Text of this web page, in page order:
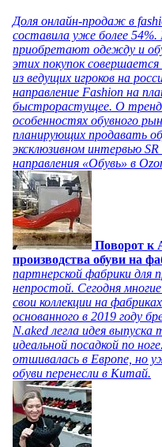
Доля онлайн-продаж в
составила уже более
приобретают одежду и
этих покупок
из ведущих игроков на
направление Fashion на
быстрорастущее. О
особенностях обувного
планирующих продавать
эксклюзивном интервью
направления «Обувь» в
Поворот к
производства обуви на
партнерской фабрики для
непростой. Сегодня
свои коллекции на
основанного в 2019 году
N.aked легла идея
идеальной посадкой по
отшивалась в Европе, но
обуви перенесли в Китай.